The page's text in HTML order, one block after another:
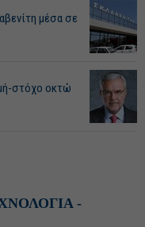
μέσα σε
στόχο οκτώ
-